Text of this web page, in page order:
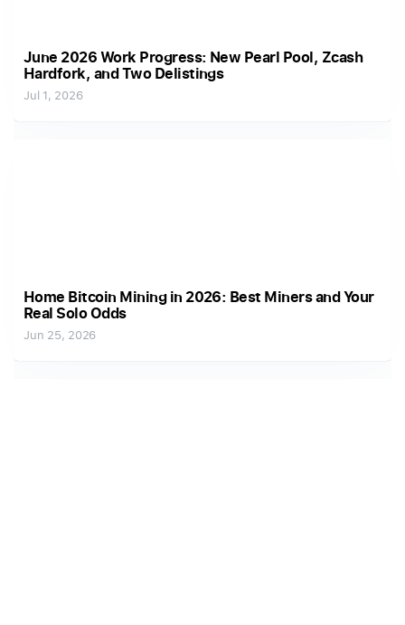
June 2026 Work Progress: New Pearl Pool, Zcash
Hardfork, and Two Delistings
Jul 1, 2026
Home Bitcoin Mining in 2026: Best Miners and Your
Real Solo Odds
Jun 25, 2026